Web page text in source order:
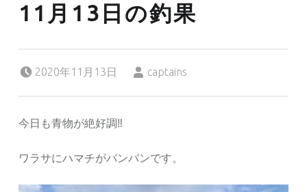
11月13日の釣果
2020年11月13日
captains
今日も青物が絶好調‼︎
ワラサにハマチがバンバンです。